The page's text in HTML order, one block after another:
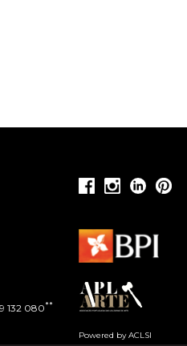
132 080**
Powered by ACLSI